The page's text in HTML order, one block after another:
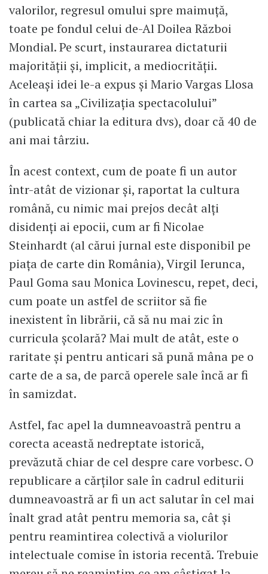
valorilor, regresul omului spre maimuță,
toate pe fondul celui de-Al Doilea Război
Mondial. Pe scurt, instaurarea dictaturii
majorității și, implicit, a mediocrității.
Aceleași idei le-a expus și Mario Vargas Llosa
în cartea sa „Civilizația spectacolului”
(publicată chiar la editura dvs), doar că 40 de
ani mai târziu.
În acest context, cum de poate fi un autor
într-atât de vizionar și, raportat la cultura
română, cu nimic mai prejos decât alți
disidenți ai epocii, cum ar fi Nicolae
Steinhardt (al cărui jurnal este disponibil pe
piața de carte din România), Virgil Ierunca,
Paul Goma sau Monica Lovinescu, repet, deci,
cum poate un astfel de scriitor să fie
inexistent în librării, că să nu mai zic în
curricula școlară? Mai mult de atât, este o
raritate și pentru anticari să pună mâna pe o
carte de a sa, de parcă operele sale încă ar fi
în samizdat.
Astfel, fac apel la dumneavoastră pentru a
corecta această nedreptate istorică,
prevăzută chiar de cel despre care vorbesc. O
republicare a cărților sale în cadrul editurii
dumneavoastră ar fi un act salutar în cel mai
înalt grad atât pentru memoria sa, cât și
pentru reamintirea colectivă a violurilor
intelectuale comise în istoria recentă. Trebuie